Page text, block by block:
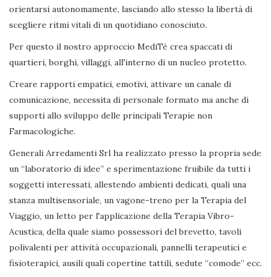
orientarsi autonomamente, lasciando allo stesso la libertà di
scegliere ritmi vitali di un quotidiano conosciuto.
Per questo il nostro approccio MediTè crea spaccati di
quartieri, borghi, villaggi, all'interno di un nucleo protetto.
Creare rapporti empatici, emotivi, attivare un canale di
comunicazione, necessita di personale formato ma anche di
supporti allo sviluppo delle principali Terapie non
Farmacologiche.
Generali Arredamenti Srl ha realizzato presso la propria sede
un “laboratorio di idee” e sperimentazione fruibile da tutti i
soggetti interessati, allestendo ambienti dedicati, quali una
stanza multisensoriale, un vagone-treno per la Terapia del
Viaggio, un letto per l'applicazione della Terapia Vibro-
Acustica, della quale siamo possessori del brevetto, tavoli
polivalenti per attività occupazionali, pannelli terapeutici e
fisioterapici, ausili quali copertine tattili, sedute “comode” ecc.